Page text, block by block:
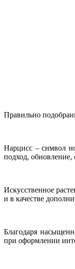
Правильно
Нарцисс – символ
подход, обновление,
Искусственное
и в качестве
Благодаря
при оформлении